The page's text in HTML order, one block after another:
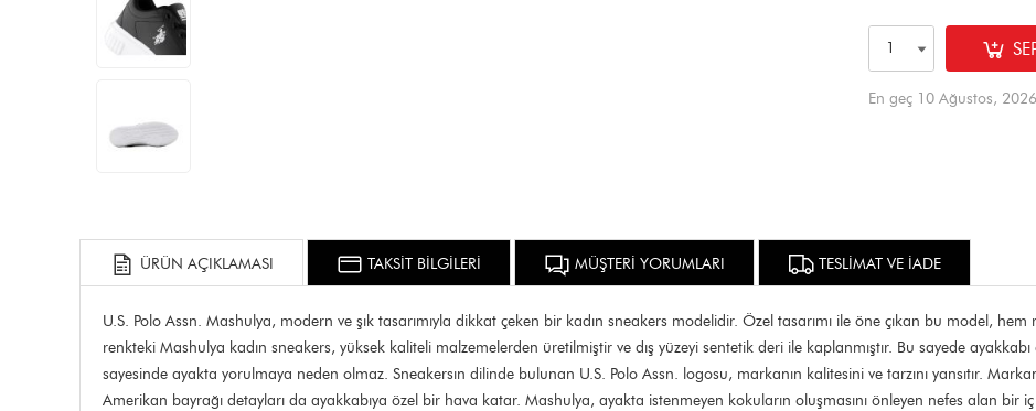
En geç 10 Ağustos,
ÜRÜN AÇIKLAMASI TAKSİT BİLGİLERİ MÜŞTERİ YORUMLARI TESLİMAT VE İADE
U.S. Polo Assn. Mashulya, modern ve şık tasarımıyla dikkat çeken bir kadın sneakers modelidir. Özel tasarımı ile öne çıkan bu model,
renkteki Mashulya kadın sneakers, yüksek kaliteli malzemelerden üretilmiştir ve dış yüzeyi sentetik deri ile kaplanmıştır. Bu sayede ayakkabı
sayesinde ayakta yorulmaya neden olmaz. Sneakersın dilinde bulunan U.S. Polo Assn. logosu, markanın kalitesini ve tarzını yansıtır.
Amerikan bayrağı detayları da ayakkabıya özel bir hava katar. Mashulya, ayakta istenmeyen kokuların oluşmasını önleyen nefes alan bir